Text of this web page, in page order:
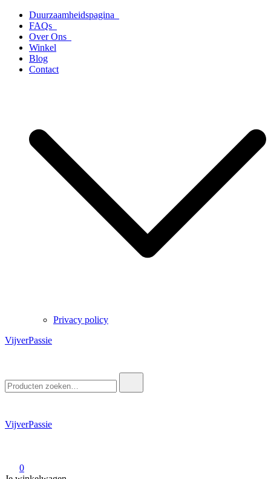
naar
inhoud
Duurzaamheidspagina
FAQs
Over Ons
Winkel
Blog
Contact
Privacy policy
VijverPassie
naar:
VijverPassie
0